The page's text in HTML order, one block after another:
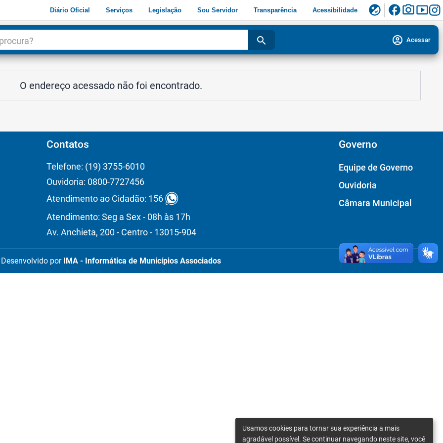
Diário Oficial Serviços Legislação Sou Servidor Transparência Acessibilidade flaky facebookphoto_camerasmart_display
search account_circle Acessar
O endereço acessado não foi encontrado.
Contatos
Telefone: (19) 3755-6010
Ouvidoria: 0800-7727456
Atendimento ao Cidadão: 156
Atendimento: Seg a Sex - 08h às 17h
Av. Anchieta, 200 - Centro - 13015-904
Governo
Equipe de Governo
Ouvidoria
Câmara Municipal
Desenvolvido por IMA - Informática de Municípios Associados
Usamos cookies para tornar sua experiência a mais
agradável possível. Se continuar navegando neste site, você